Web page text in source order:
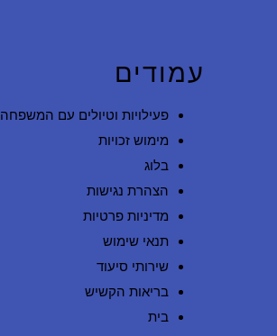
עמודים
פעילויות וטיולים עם המשפחה
מימוש זכויות
בלוג
הצהרת נגישות
מדיניות פרטיות
תנאי שימוש
שירותי סיעוד
בריאות הקשיש
בית